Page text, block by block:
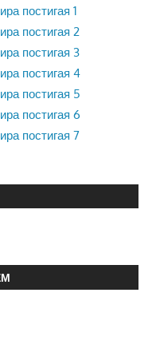
постигая 1
постигая 2
постигая 3
постигая 4
постигая 5
постигая 6
постигая 7